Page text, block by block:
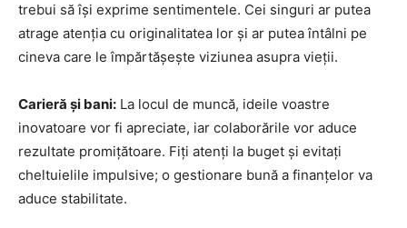
trebui să își exprime sentimentele. Cei singuri ar putea
atrage atenția cu originalitatea lor și ar putea întâlni pe
cineva care le împărtășește viziunea asupra vieții.
Carieră și bani: La locul de muncă, ideile voastre
inovatoare vor fi apreciate, iar colaborările vor aduce
rezultate promițătoare. Fiți atenți la buget și evitați
cheltuielile impulsive; o gestionare bună a finanțelor va
aduce stabilitate.